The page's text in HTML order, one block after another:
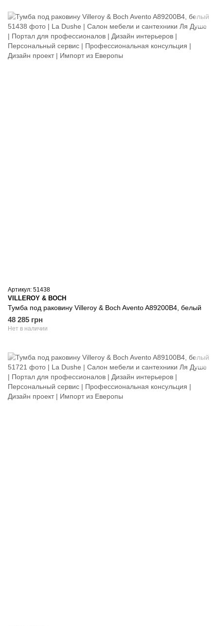
Артикул: 51438
VILLEROY & BOCH
Тумба под раковину Villeroy & Boch Avento A89200B4, белый
48 285 грн
Нет в наличии